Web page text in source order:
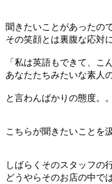
聞きたいことがあったの
その笑顔とは裏腹な応対
「私は英語もできて、こ
あなたたちみたいな素人
と言わんばかりの態度。。
こちらが聞きたいことを
しばらくそのスタッフの
どうやらそのお店の中で